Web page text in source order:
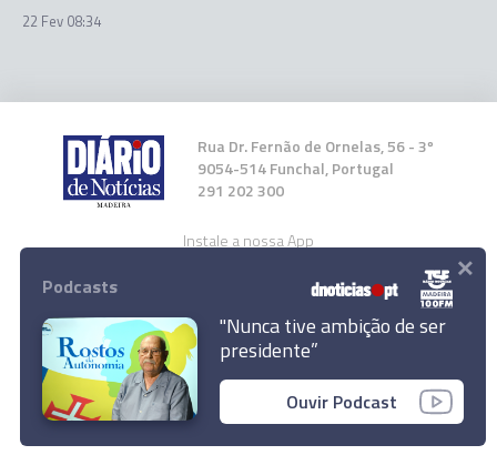
22 Fev 08:34
Rua Dr. Fernão de Ornelas, 56 - 3º
9054-514 Funchal, Portugal
291 202 300
Instale a nossa App
© 2023 Empresa Diário de Notícias, Lda.
Todos os direitos reservados.
Podcasts
"Nunca tive ambição de ser
presidente”
Ouvir Podcast
×